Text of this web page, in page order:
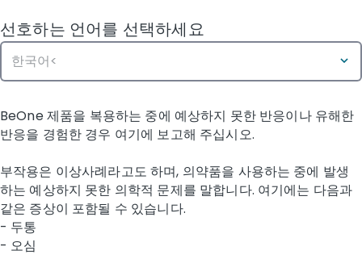
선호하는 언어를 선택하세요
BeOne 제품을 복용하는 중에 예상하지 못한 반응이나 유해한
반응을 경험한 경우 여기에 보고해 주십시오.
부작용은 이상사례라고도 하며, 의약품을 사용하는 중에 발생
하는 예상하지 못한 의학적 문제를 말합니다. 여기에는 다음과
같은 증상이 포함될 수 있습니다.​
- 두통
- 오심